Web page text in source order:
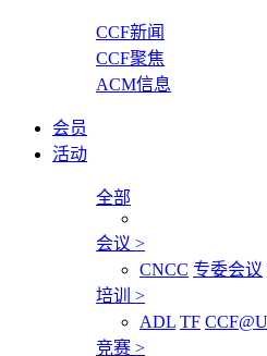
CCF新闻
CCF聚焦
ACM信息
会员
活动
全部
会议 >
CNCC 专委会议
培训 >
ADL TF
竞赛 >